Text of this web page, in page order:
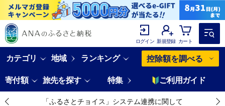
ログイン 新規登録 カート
カテゴリ 地域 ランキング 控除額を調べる
寄付額 旅先を探す 特集 ご利用ガイド
「ふるさとチョイス」システム連携に関して